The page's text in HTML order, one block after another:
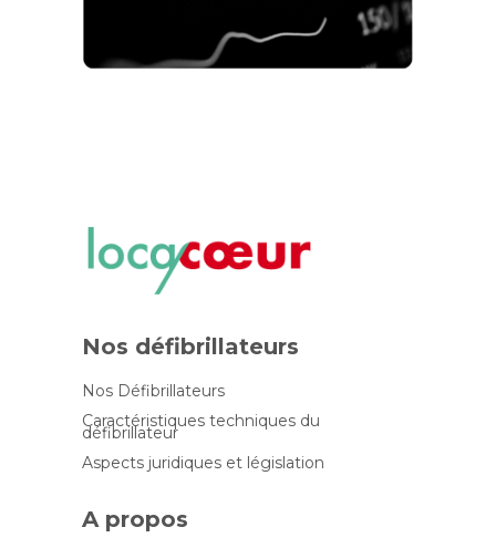
Nos défibrillateurs
Nos Défibrillateurs
Caractéristiques techniques du
défibrillateur
Aspects juridiques et législation
A propos